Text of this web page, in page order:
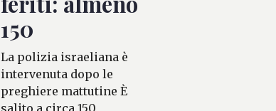
150
La polizia israeliana è
intervenuta dopo le
preghiere mattutine È
salito a circa 150